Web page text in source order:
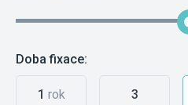
Doba fixace:
1 rok
3